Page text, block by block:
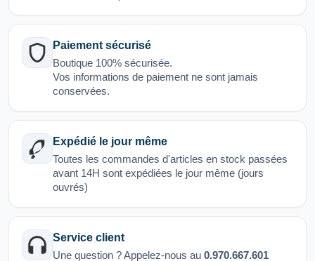
Paiement sécurisé
Boutique 100% sécurisée.
Vos informations de paiement ne sont jamais
conservées.
Expédié le jour même
Toutes les commandes d'articles en stock passées
avant 14H sont expédiées le jour même (jours
ouvrés)
Service client
Une question ? Appelez-nous au 0.970.667.601